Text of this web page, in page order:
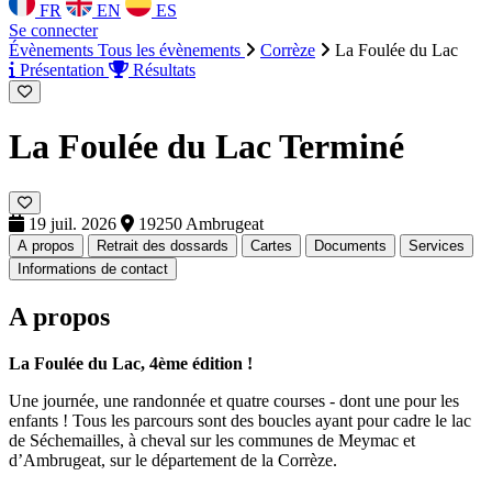
FR EN
ES
Se connecter
Évènements Tous les évènements Corrèze
La Foulée du Lac
Présentation
Résultats
La Foulée du LacTerminé
19 juil. 2026 19250 Ambrugeat
A propos Retrait des dossards Cartes Documents
Services
Informations de contact
A propos
La Foulée du Lac, 4ème édition !
Une journée, une randonnée et quatre courses - dont une pour les
enfants ! Tous les parcours sont des boucles ayant pour cadre le lac
de Séchemailles, à cheval sur les communes de Meymac et
d’Ambrugeat, sur le département de la Corrèze.